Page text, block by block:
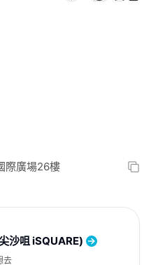
際廣場26樓
沙咀 iSQUARE)
去